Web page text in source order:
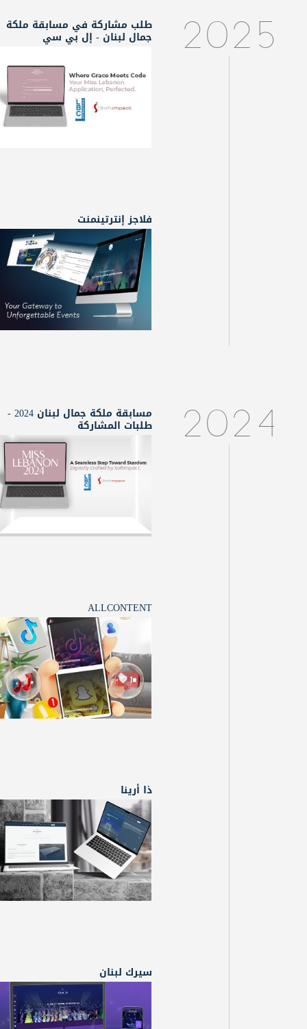
2025 طلب مشاركة في مسابقة ملكة
جمال لبنان - إل بي سي
فلاجز إنترتينمنت
2024 مسابقة ملكة جمال لبنان 2024 -
طلبات المشاركة
ALLCONTENT
ذا أرينا
سيرك لبنان